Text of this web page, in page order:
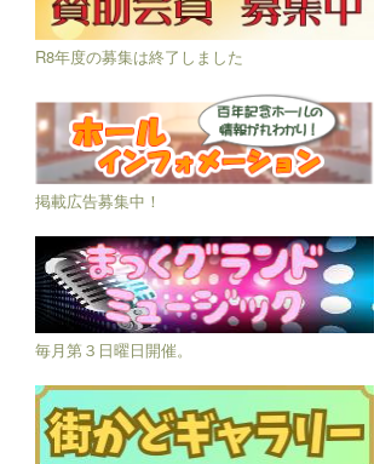
R8年度の募集は終了しました
掲載広告募集中！
毎月第３日曜日開催。